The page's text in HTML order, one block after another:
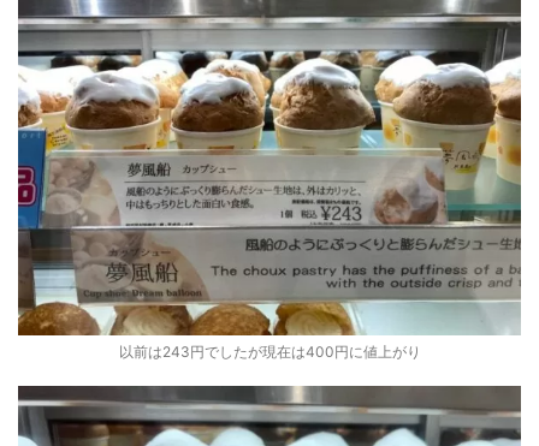
以前は243円でしたが現在は400円に値上がり